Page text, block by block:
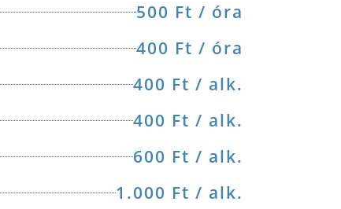
500 Ft / óra
400 Ft / óra
400 Ft / alk.
400 Ft / alk.
600 Ft / alk.
1.000 Ft / alk.